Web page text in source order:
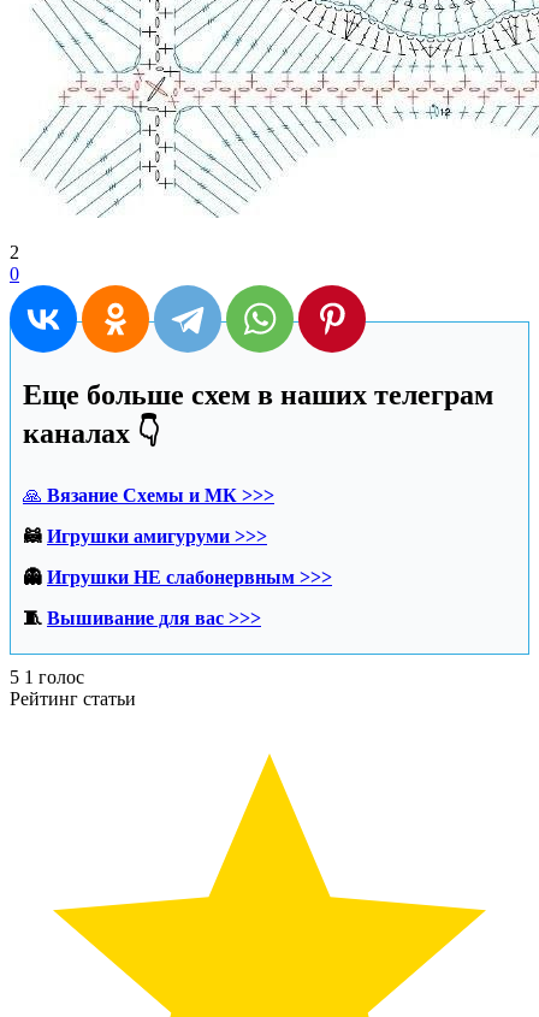
2
0
Еще больше схем в наших телеграм
каналах 👇
🙏 Вязание Схемы и МК >>>
🦝 Игрушки амигуруми >>>
👻 Игрушки НЕ слабонервным >>>
🧵 Вышивание для вас >>>
5 1 голос
Рейтинг статьи